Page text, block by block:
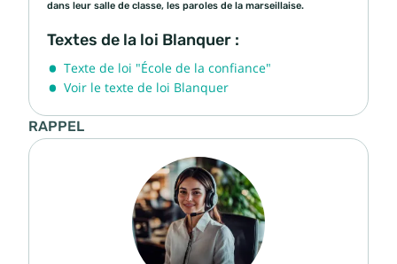
dans leur salle de classe, les paroles de la marseillaise.
Textes de la loi Blanquer :
Texte de loi "École de la confiance"
Voir le texte de loi Blanquer
RAPPEL